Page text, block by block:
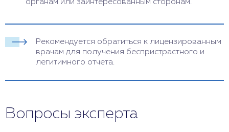
органам или заинтересованным сторонам.
Рекомендуется обратиться к лицензированным
врачам для получения беспристрастного и
легитимного отчета.
Вопросы эксперта